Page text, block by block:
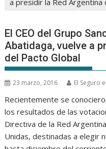
a presidir la Red Argentina
El CEO del Grupo
Abatidaga, vuelve a
del Pacto Global
23 marzo, 2016 El Seguro
Recientemente se
los resultados de las
Directiva de la Red
Unidas, destinadas a elegir